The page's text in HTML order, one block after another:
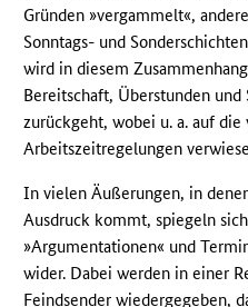
Gründen »vergammelt«,
Sonntags- und
wird in diesem
Bereitschaft, Überstunden
zurückgeht, wobei u. a. auf die
Arbeitszeitregelungen
In vielen Äußerungen, in
Ausdruck kommt, spiegeln
»Argumentationen« und
wider. Dabei werden in einer
Feindsender wiedergegeben,